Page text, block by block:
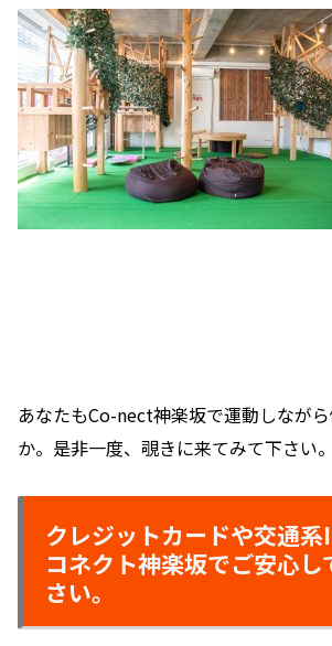
あなたもCo-nect神楽坂で運動しなが
か。是非一度、覗きに来てみて下さい。
クレジットカードや交通系
コネクト神楽坂でご安心し
さい。